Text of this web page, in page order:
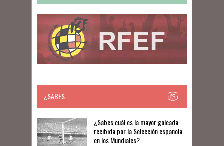
¿SABES…
​​¿Sabes cuál es la mayor goleada
recibida por la Selección española
en los Mundiales?